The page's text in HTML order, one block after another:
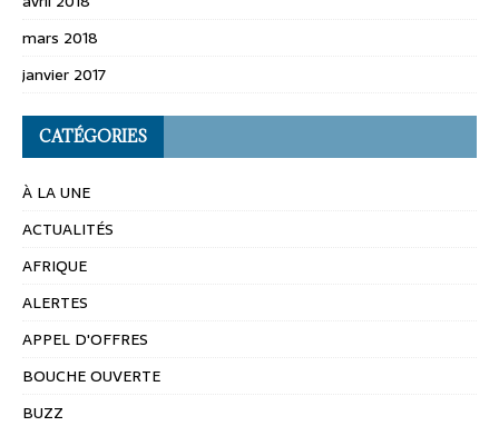
mars 2018
janvier 2017
CATÉGORIES
À LA UNE
ACTUALITÉS
AFRIQUE
ALERTES
APPEL D'OFFRES
BOUCHE OUVERTE
BUZZ